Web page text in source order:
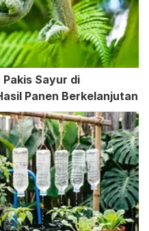
Sayur di
Panen Berkelanjutan